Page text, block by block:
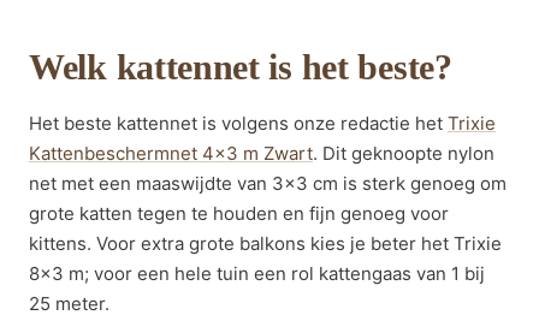
Welk kattennet is het beste?
Het beste kattennet is volgens onze redactie het Trixie
Kattenbeschermnet 4×3 m Zwart. Dit geknoopte nylon
net met een maaswijdte van 3×3 cm is sterk genoeg om
grote katten tegen te houden en fijn genoeg voor
kittens. Voor extra grote balkons kies je beter het Trixie
8×3 m; voor een hele tuin een rol kattengaas van 1 bij
25 meter.